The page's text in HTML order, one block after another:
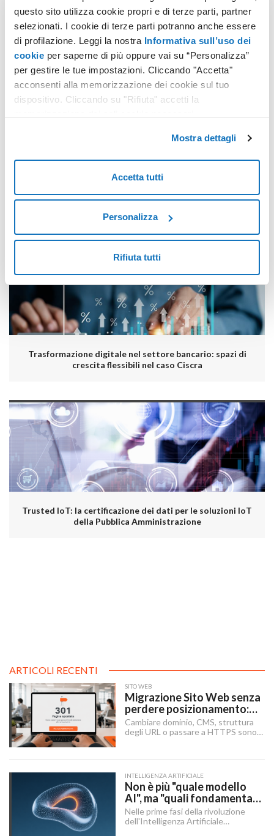
questo sito utilizza cookie propri e di terze parti, partner
selezionati. I cookie di terze parti potranno anche essere
di profilazione. Leggi la nostra Informativa sull’uso dei
cookie per saperne di più oppure vai su “Personalizza”
per gestire le tue impostazioni. Cliccando "Accetta"
acconsenti alla memorizzazione dei cookie sul tuo
dispositivo. Cliccando su "Rifiuta" accetti la
Mostra dettagli
Accetta tutti
Personalizza
Rifiuta tutti
POTREBBERO INTERESSARTI ANCHE:
Digitalizzazione dei processi aziendali: perché è la chiave
Trasformazione digitale nel settore bancario: spazi di
crescita flessibili nel caso Ciscra
Trusted IoT: la certificazione dei dati per le soluzioni IoT
della Pubblica Amministrazione
ARTICOLI RECENTI
SITO WEB
Migrazione Sito Web senza
perdere posizionamento:
Redirect 301, URL e
Checklist SEO
Cambiare dominio, CMS, struttura
degli URL o passare a HTTPS sono i
ricerca.
INTELLIGENZA ARTIFICIALE
Non è più "quale modello
AI", ma "quali fondamenta":
dati, infrastruttura,
governance
Nelle prime fasi della rivoluzione
dell'Intelligenza Artificiale